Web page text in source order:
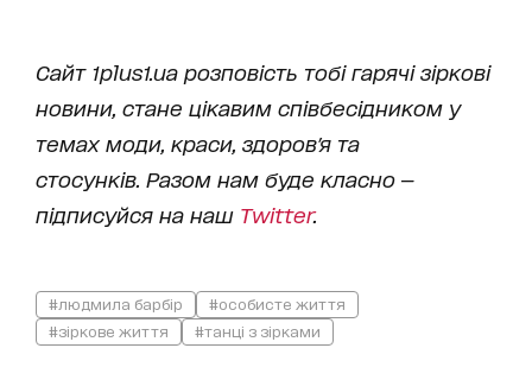
Сайт 1plus1.ua розповість тобі гарячі зіркові
новини, стане цікавим співбесідником у
темах моди, краси, здоров'я та
стосунків. Разом нам буде класно —
підписуйся на наш Twitter.
#людмила барбір
#особисте життя
#зіркове життя
#танці з зірками